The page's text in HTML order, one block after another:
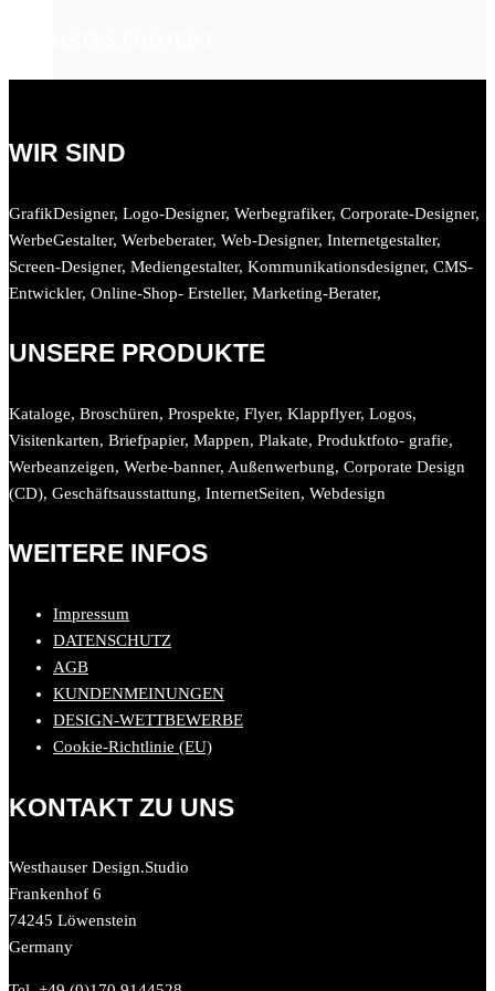
WIR SIND
GrafikDesigner, Logo-Designer, Werbegrafiker, Corporate-Designer,
WerbeGestalter, Werbeberater, Web-Designer, Internetgestalter,
Screen-Designer, Mediengestalter, Kommunikationsdesigner, CMS-
Entwickler, Online-Shop- Ersteller, Marketing-Berater,
UNSERE PRODUKTE
Kataloge, Broschüren, Prospekte, Flyer, Klappflyer, Logos,
Visitenkarten, Briefpapier, Mappen, Plakate, Produktfoto- grafie,
Werbeanzeigen, Werbe-banner, Außenwerbung, Corporate Design
(CD), Geschäftsausstattung, InternetSeiten, Webdesign
WEITERE INFOS
Impressum
DATENSCHUTZ
AGB
KUNDENMEINUNGEN
DESIGN-WETTBEWERBE
Cookie-Richtlinie (EU)
KONTAKT ZU UNS
Westhauser Design.Studio
Frankenhof 6
74245 Löwenstein
Germany